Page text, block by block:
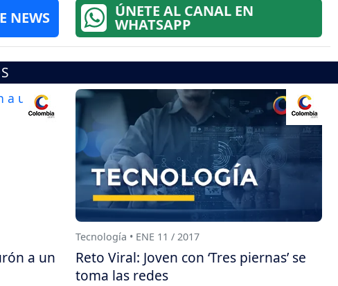
NEWS ÚNETE AL CANAL EN
WHATSAPP
a un
Tecnología • ENE 11 / 2017
Reto Viral: Joven con ‘Tres piernas’ se
toma las redes